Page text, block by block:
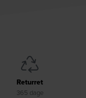
Returret
365 dage